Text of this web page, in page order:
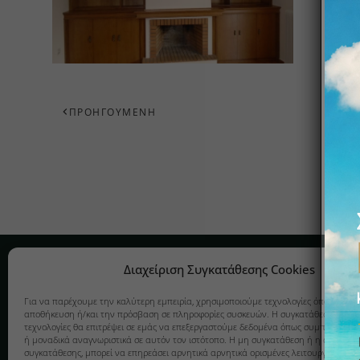
Διαχείριση Συγκατάθεσης Cookies
Για να παρέχουμε την καλύτερη εμπειρία, χρησιμοποιούμε τεχνολογίες όπως
αποθήκευση ή/και την πρόσβαση σε πληροφορίες συσκευών. Η συγκατάθεση σε
τεχνολογίες θα επιτρέψει σε εμάς να επεξεργαστούμε δεδομένα όπως
ή μοναδικά αναγνωριστικά σε αυτόν τον ιστότοπο. Η μη συγκατάθεση ή η
συγκατάθεσης, μπορεί να επηρεάσει αρνητικά αρνητικά ορισμένες λειτουργίες και
ΠΡΟΗΓΟΎΜΕΝΗ
Σχετικά
Υπηρεσίες
Πολιτική Cookies
ΚΟΥΖΊΝΑ
ΠΑΙΔΙΚΌ
ΕΙΔΙΚΈΣ